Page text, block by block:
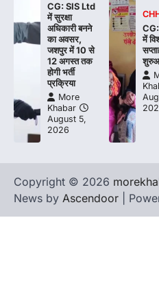
CG: SIS Ltd
में सुरक्षा
अधिकारी बनने
का अवसर,
जशपुर में 10 से
12 अगस्त तक
होगी भर्ती
प्रक्रिया
More
Khabar
August 5,
2026
में
Copyright © 2026
News by Ascendoor |